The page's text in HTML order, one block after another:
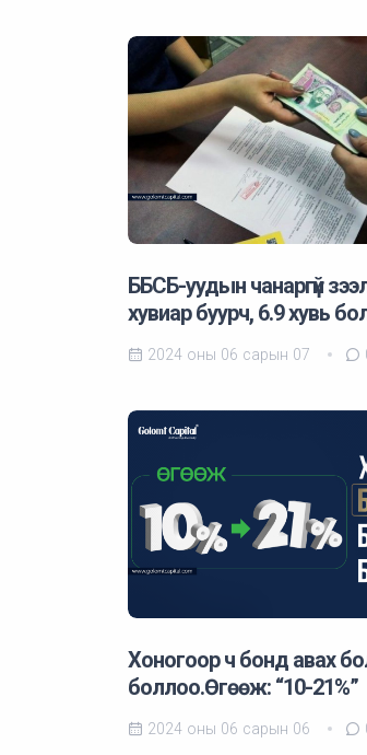
ББСБ-уудын чанаргүй
хувиар буурч, 6.9 хувь
2024 оны 06 сарын 07
Хоногоор ч бонд авах
боллоо.Өгөөж: “10-21%”
2024 оны 06 сарын 06